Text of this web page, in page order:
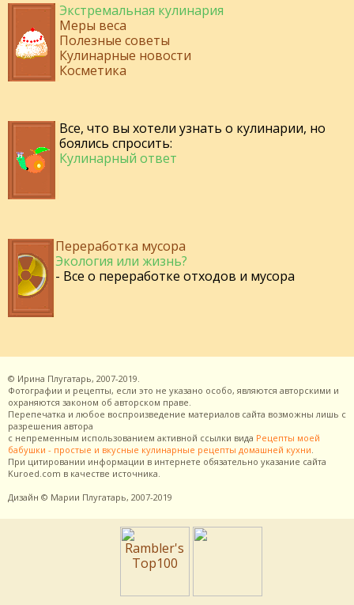
Экстремальная кулинария
Меры веса
Полезные советы
Кулинарные новости
Косметика
Все, что вы хотели узнать о кулинарии, но
боялись спросить:
Кулинарный ответ
Переработка мусора
Экология или жизнь?
- Все о переработке отходов и мусора
© Ирина Плугатарь, 2007-2019.
Фотографии и рецепты, если это не указано особо, являются авторскими и
охраняются законом об авторском праве.
Перепечатка и любое воспроизведение материалов сайта возможны лишь с
разрешения автора
с непременным использованием активной ссылки вида Рецепты моей
бабушки - простые и вкусные кулинарные рецепты домашней кухни
При цитировании информации в интернете обязательно указание сайта
Kuroed.com в качестве источника.
Дизайн © Марии Плугатарь, 2007-2019